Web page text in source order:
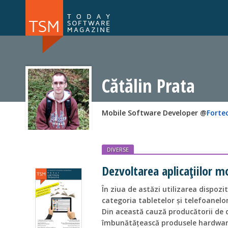
NOU
Cătălin Prata
Mobile Software Developer @
DIVERSE
Dezvoltarea aplicațiilor
În ziua de astăzi utilizarea
categoria tabletelor și
Din această cauză producătorii
îmbunătățească produsele